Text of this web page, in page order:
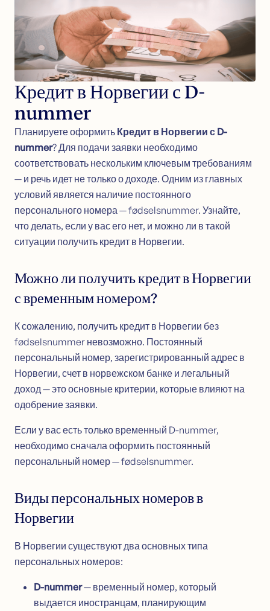
Свяжитесь с нами
Полезные советы (NO)
Статьи (NO)
Словарь (NO)
Кредит в Норвегии с D-
nummer
Планируете оформить Кредит в Норвегии с D-
nummer? Для подачи заявки необходимо
соответствовать нескольким ключевым требованиям
— и речь идет не только о доходе. Одним из главных
условий является наличие постоянного
персонального номера — fødselsnummer. Узнайте,
что делать, если у вас его нет, и можно ли в такой
ситуации получить кредит в Норвегии.
Можно ли получить кредит в Норвегии
с временным номером?
К сожалению, получить кредит в Норвегии без
fødselsnummer невозможно. Постоянный
персональный номер, зарегистрированный адрес в
Норвегии, счет в норвежском банке и легальный
доход — это основные критерии, которые влияют на
одобрение заявки.
Если у вас есть только временный D-nummer,
необходимо сначала оформить постоянный
персональный номер — fødselsnummer.
Виды персональных номеров в
Норвегии
В Норвегии существуют два основных типа
персональных номеров:
D-nummer— временный номер, который
выдается иностранцам, планирующим